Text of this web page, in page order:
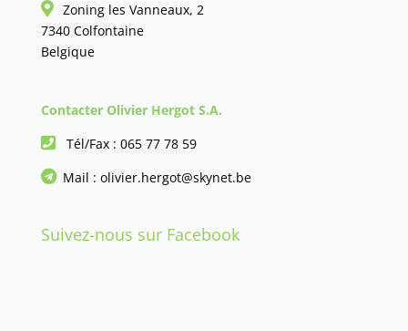
Zoning les Vanneaux, 2
7340 Colfontaine
Belgique
Contacter Olivier Hergot S.A.
Tél/Fax : 065 77 78 59
Mail : olivier.hergot@skynet.be
Suivez-nous sur Facebook